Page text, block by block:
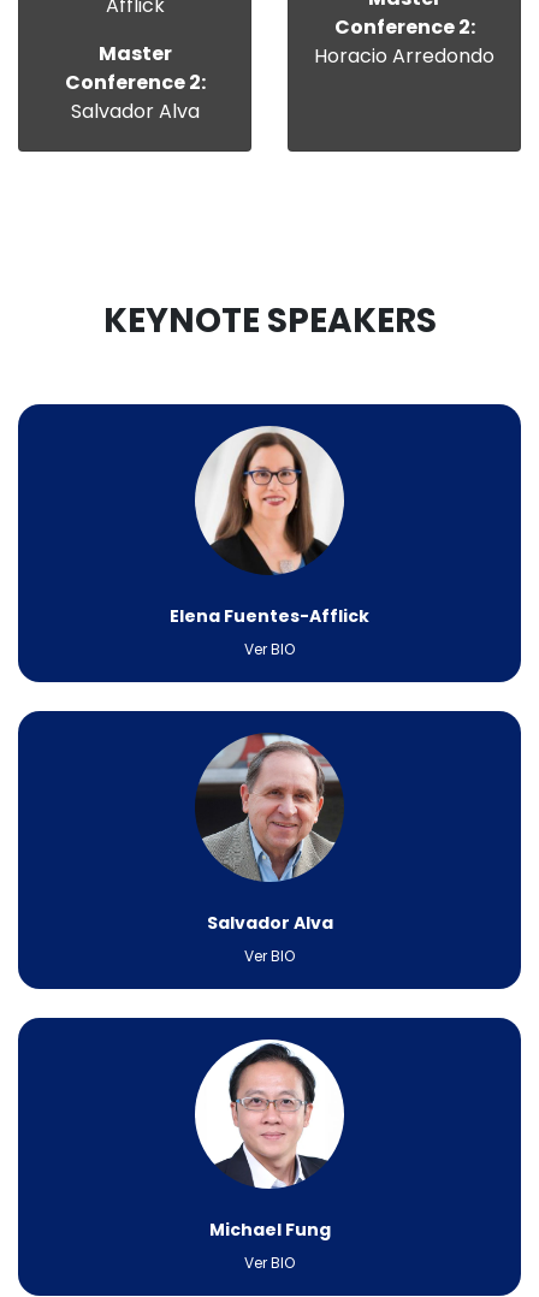
Master
Conference 2:
Salvador Alva
Conference 2:
Horacio Arredondo
KEYNOTE SPEAKERS
Elena Fuentes-Afflick​
Ver BIO
Salvador Alva
Ver BIO
Michael Fung​
Ver BIO